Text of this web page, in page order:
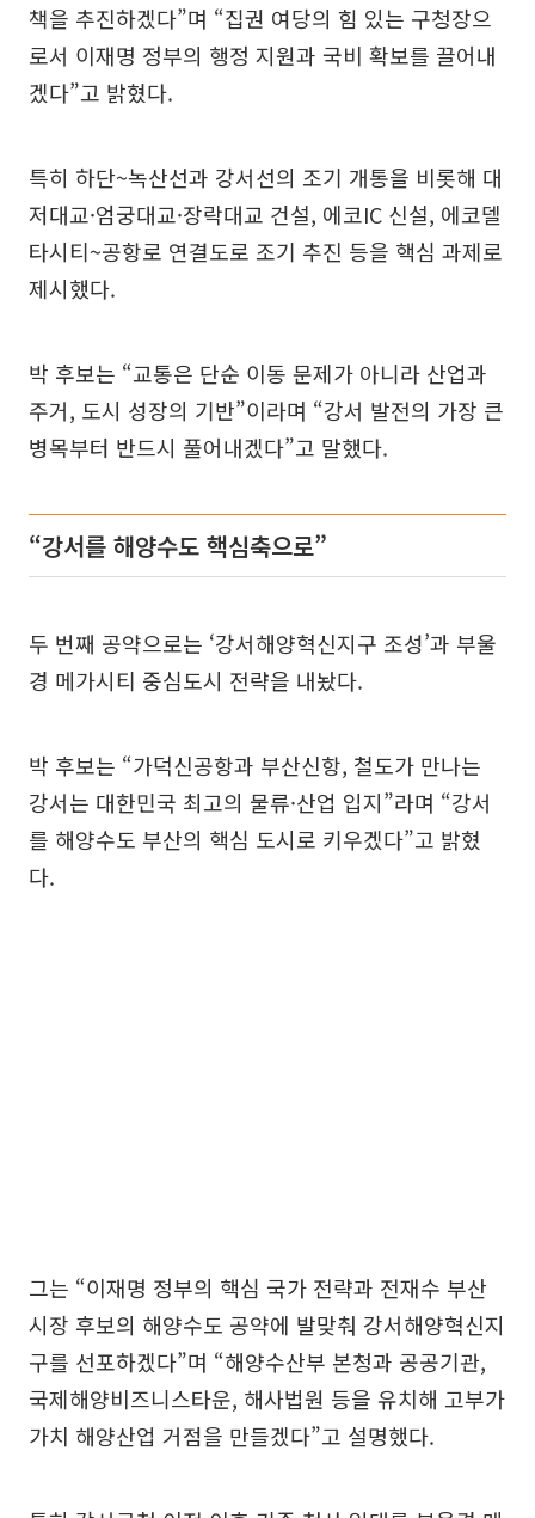
책을 추진하겠다”며 “집권 여당의 힘 있는 구청장으
로서 이재명 정부의 행정 지원과 국비 확보를 끌어내
겠다”고 밝혔다.
특히 하단~녹산선과 강서선의 조기 개통을 비롯해 대
저대교·엄궁대교·장락대교 건설, 에코IC 신설, 에코델
타시티~공항로 연결도로 조기 추진 등을 핵심 과제로
제시했다.
박 후보는 “교통은 단순 이동 문제가 아니라 산업과
주거, 도시 성장의 기반”이라며 “강서 발전의 가장 큰
병목부터 반드시 풀어내겠다”고 말했다.
“강서를 해양수도 핵심축으로”
두 번째 공약으로는 ‘강서해양혁신지구 조성’과 부울
경 메가시티 중심도시 전략을 내놨다.
박 후보는 “가덕신공항과 부산신항, 철도가 만나는
강서는 대한민국 최고의 물류·산업 입지”라며 “강서
를 해양수도 부산의 핵심 도시로 키우겠다”고 밝혔
다.
그는 “이재명 정부의 핵심 국가 전략과 전재수 부산
시장 후보의 해양수도 공약에 발맞춰 강서해양혁신지
구를 선포하겠다”며 “해양수산부 본청과 공공기관,
국제해양비즈니스타운, 해사법원 등을 유치해 고부가
가치 해양산업 거점을 만들겠다”고 설명했다.